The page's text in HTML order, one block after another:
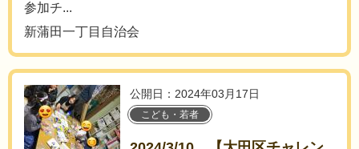
参加チ...
新蒲田一丁目自治会
公開日：2024年03月17日
こども・若者